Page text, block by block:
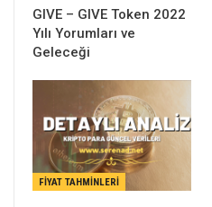
GIVE – GIVE Token 2022
Yılı Yorumları ve
Geleceği
FIYAT TAHMINLERI